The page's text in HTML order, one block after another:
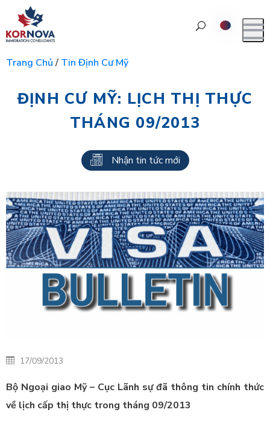
Trang Chủ/ Tin Định Cư Mỹ
ĐỊNH CƯ MỸ: LỊCH THỊ THỰC
THÁNG 09/2013
Nhận tin tức mới
17/09/2013
Bộ Ngoại giao Mỹ – Cục Lãnh sự đã thông tin chính thức
về lịch cấp thị thực trong tháng 09/2013